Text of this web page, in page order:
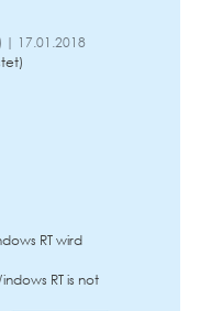
| 17.01.2018
RT wird
RT is not